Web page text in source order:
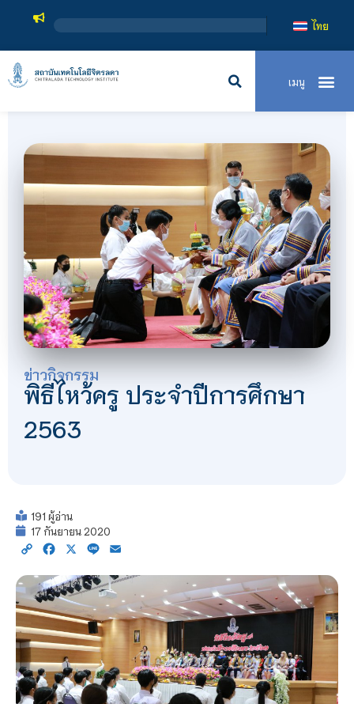
สถาบันเทคโนโลยีจิตรลดา เป็นสถาบันอุดมศึกษาในกำกับของ
ไทย
ข่าวกิจกรรม
พิธีไหว้ครู ประจำปีการศึกษา
2563
191 ผู้อ่าน
17 กันยายน 2020
Copy Facebook
X Line